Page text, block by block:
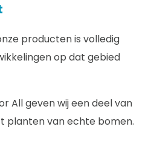
producten is volledig
op dat gebied
All geven wij een deel van
planten van echte bomen.